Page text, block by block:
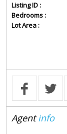
Listing ID :
Bedrooms :
Lot Area :
Agentinfo